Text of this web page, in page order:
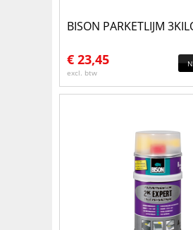
BISON PARKETLIJM
€ 23,45
excl. btw